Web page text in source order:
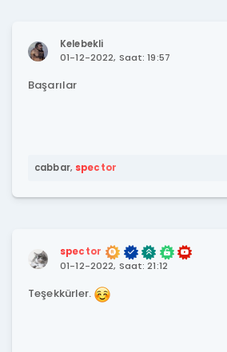
Kelebekli
01-12-2022, Saat: 19:57
Başarılar
cabbar, spector
spector
01-12-2022, Saat: 21:12
Teşekkürler.